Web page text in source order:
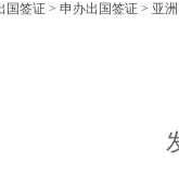
国签证 > 申办出国签证 > 亚洲